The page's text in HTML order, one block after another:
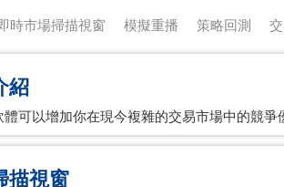
時市場掃描視窗 模擬重播 策略回測
紹
可以增加你在現今複雜的交易市場中的競爭
描視窗